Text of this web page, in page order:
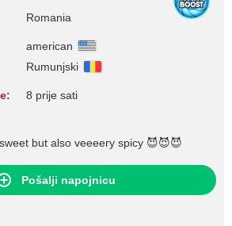
Romania
american
Rumunjski
8 prije sati
but also veeeery spicy 😈😈😈
Pošalji napojnicu